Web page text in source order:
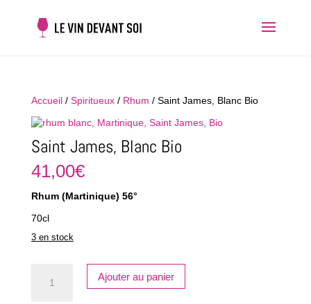
Accueil/ Spiritueux/ Rhum / Saint James, Blanc Bio
Saint James, Blanc Bio
41,00€
Rhum (Martinique) 56°
70cl
3 en stock
Ajouter au panier